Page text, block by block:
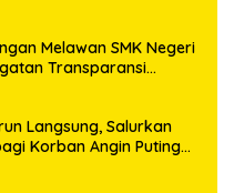
Melawan SMK Negeri
Transparansi
Langsung, Salurkan
Korban Angin Puting